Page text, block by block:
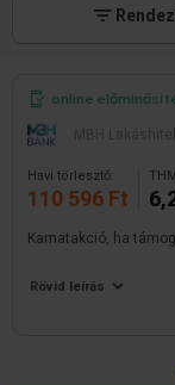
online
Havi törlesztő:
110 596 Ft
Kamatakció, ha
Rövid leírás